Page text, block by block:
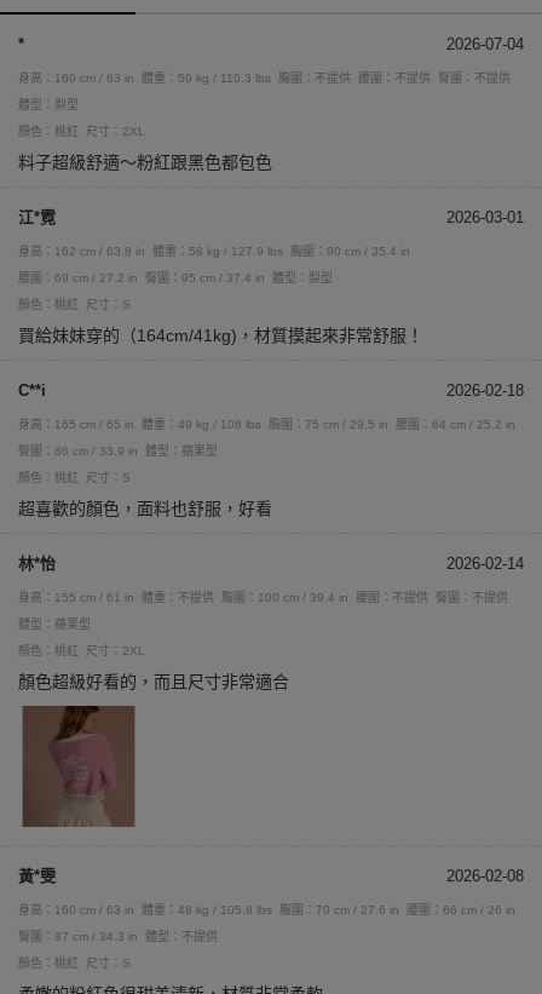
* 2026-07-04
身高：160 cm / 63 in 體重：50 kg / 110.3 lbs 胸圍：不提供 腰圍：不提供
臀圍：不提供
體型：梨型
顏色：桃紅
尺寸：2XL
料子超級舒適～粉紅跟黑色都包色
江*霓 2026-03-01
身高：162 cm / 63.8 in 體重：58 kg / 127.9 lbs
胸圍：90 cm / 35.4 in
腰圍：69 cm / 27.2 in
臀圍：95 cm / 37.4 in
體型：梨型
顏色：桃紅
尺寸：S
買給妹妹穿的（164cm/41kg)，材質摸起來非常舒服！
C**i 2026-02-18
身高：165 cm / 65 in 體重：49 kg / 108 lbs 胸圍：75 cm / 29.5 in
腰圍：64 cm / 25.2 in
臀圍：86 cm / 33.9 in
體型：蘋果型
顏色：桃紅
尺寸：S
超喜歡的顏色，面料也舒服，好看
林*怡 2026-02-14
身高：155 cm / 61 in 體重：不提供 胸圍：100 cm / 39.4 in 腰圍：不提供
臀圍：不提供
體型：蘋果型
顏色：桃紅
尺寸：2XL
顏色超級好看的，而且尺寸非常適合
黃*雯 2026-02-08
身高：160 cm / 63 in 體重：48 kg / 105.8 lbs 胸圍：70 cm / 27.6 in
腰圍：66 cm / 26 in
臀圍：87 cm / 34.3 in
體型：不提供
顏色：桃紅
尺寸：S